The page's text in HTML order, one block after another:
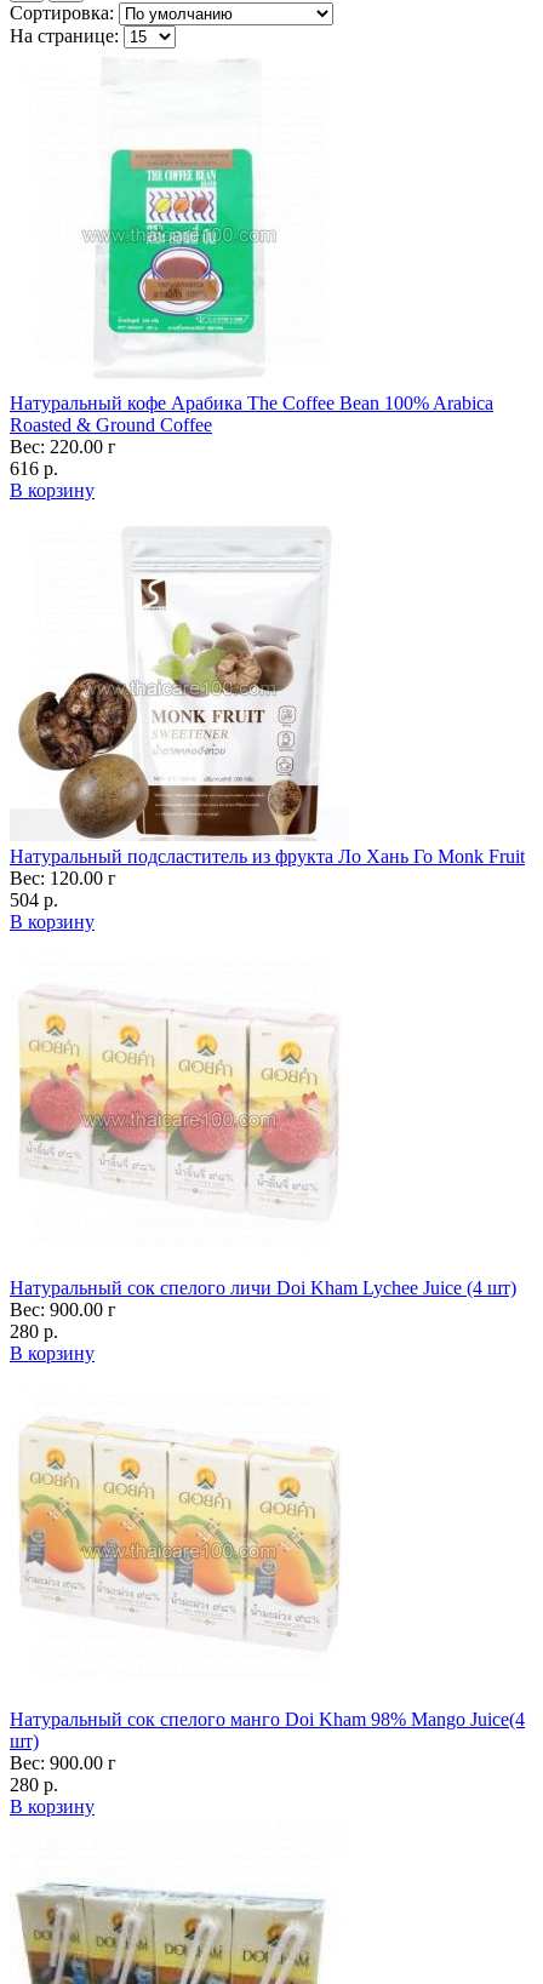
Сортировка:
На странице:
Натуральный кофе Арабика The Coffee Bean 100% Arabica
Roasted & Ground Coffee
Вес: 220.00 г
616 р.
В корзину
Натуральный подсластитель из фрукта Ло Хань Го Monk Fruit
Вес: 120.00 г
504 р.
В корзину
Натуральный сок спелого личи Doi Kham Lychee Juice (4 шт)
Вес: 900.00 г
280 р.
В корзину
Натуральный сок спелого манго Doi Kham 98% Mango Juice(4
шт)
Вес: 900.00 г
280 р.
В корзину